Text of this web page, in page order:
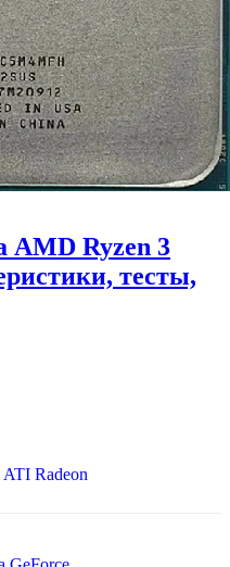
AMD Ryzen 3
тесты,
Radeon